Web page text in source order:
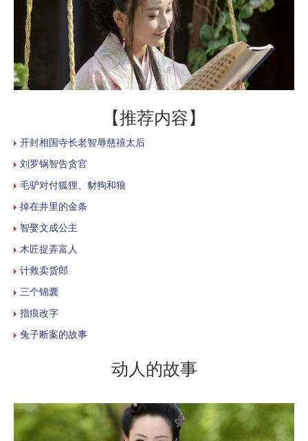
【推荐内容】
开封相国寺长老智辱慈禧太后
刘罗锅智告贪官
毛驴对付狐狸、豺狗和狼
掉在井里的金条
智娶文成公主
木匠捉弄富人
计救卖货郎
三个锦囊
指痕改字
兔子断案的故事
动人的故事